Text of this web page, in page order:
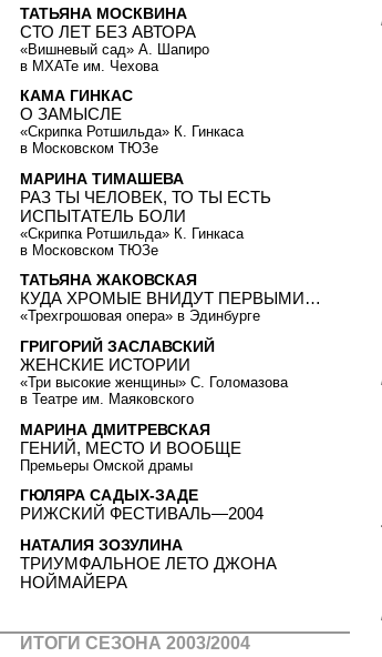
ТАТЬЯНА МОСКВИНА
СТО ЛЕТ БЕЗ АВТОРА
«Вишневый сад» А. Шапиро
в МХАТе им. Чехова
КАМА ГИНКАС
О ЗАМЫСЛЕ
«Скрипка Ротшильда» К. Гинкаса
в Московском ТЮЗе
МАРИНА ТИМАШЕВА
РАЗ ТЫ ЧЕЛОВЕК, ТО ТЫ ЕСТЬ
ИСПЫТАТЕЛЬ БОЛИ
«Скрипка Ротшильда» К. Гинкаса
в Московском ТЮЗе
ТАТЬЯНА ЖАКОВСКАЯ
КУДА ХРОМЫЕ ВНИДУТ ПЕРВЫМИ…
«Трехгрошовая опера» в Эдинбурге
ГРИГОРИЙ ЗАСЛАВСКИЙ
ЖЕНСКИЕ ИСТОРИИ
«Три высокие женщины» С. Голомазова
в Театре им. Маяковского
МАРИНА ДМИТРЕВСКАЯ
ГЕНИЙ, МЕСТО И ВООБЩЕ
Премьеры Омской драмы
ГЮЛЯРА САДЫХ-ЗАДЕ
РИЖСКИЙ ФЕСТИВАЛЬ—2004
НАТАЛИЯ ЗОЗУЛИНА
ТРИУМФАЛЬНОЕ ЛЕТО ДЖОНА
НОЙМАЙЕРА
ИТОГИ СЕЗОНА 2003/2004